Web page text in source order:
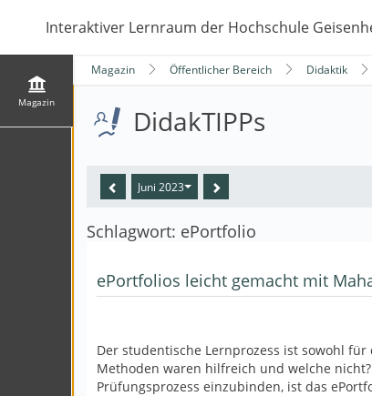
Interaktiver Lernraum der Hochschule
Magazin
Magazin Öffentlicher Bereich Didaktik
DidakTIPPs
Juni 2023
Schlagwort: ePortfolio
ePortfolios leicht gemacht mit
Der studentische Lernprozess ist sowohl
Methoden waren hilfreich und welche
Prüfungsprozess einzubinden, ist das